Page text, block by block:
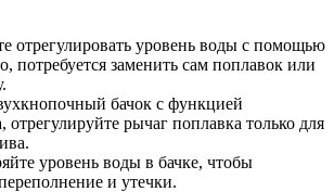
отрегулировать уровень воды с помощью
потребуется заменить сам поплавок или
бачок с функцией
отрегулируйте рычаг поплавка только для
уровень воды в бачке, чтобы
и утечки.